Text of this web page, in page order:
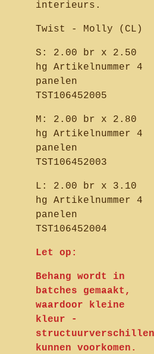
interieurs.
Twist - Molly (CL)
S: 2.00 br x 2.50
hg Artikelnummer 4
panelen
TST106452005
M: 2.00 br x 2.80
hg Artikelnummer 4
panelen
TST106452003
L: 2.00 br x 3.10
hg Artikelnummer 4
panelen
TST106452004
Let op:
Behang wordt in
batches gemaakt,
waardoor kleine
kleur -
structuurverschillen
kunnen voorkomen.